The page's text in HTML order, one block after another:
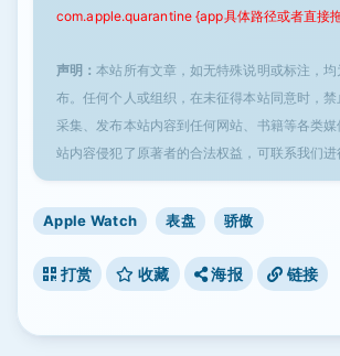
com.apple.quarantine {app具体路径或者直接
声明：本站所有文章，如无特殊说明或标注，
布。任何个人或组织，在未征得本站同意时，禁
采集、发布本站内容到任何网站、书籍等各类
站内容侵犯了原著者的合法权益，可联系我们进
Apple Watch 表盘 骄傲
打赏 收藏 海报 链接